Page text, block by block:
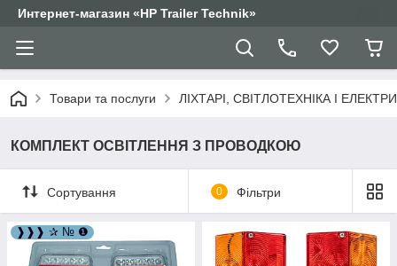
Интернет-магазин «HP Trailer Technik»
Товари та послуги ЛІХТАРІ, СВІТЛОТЕХНІКА І
КОМПЛЕКТ ОСВІТЛЕННЯ З ПРОВОДКОЮ
Сортування 0 Фільтри
❱❱❱ ✰ № ❶